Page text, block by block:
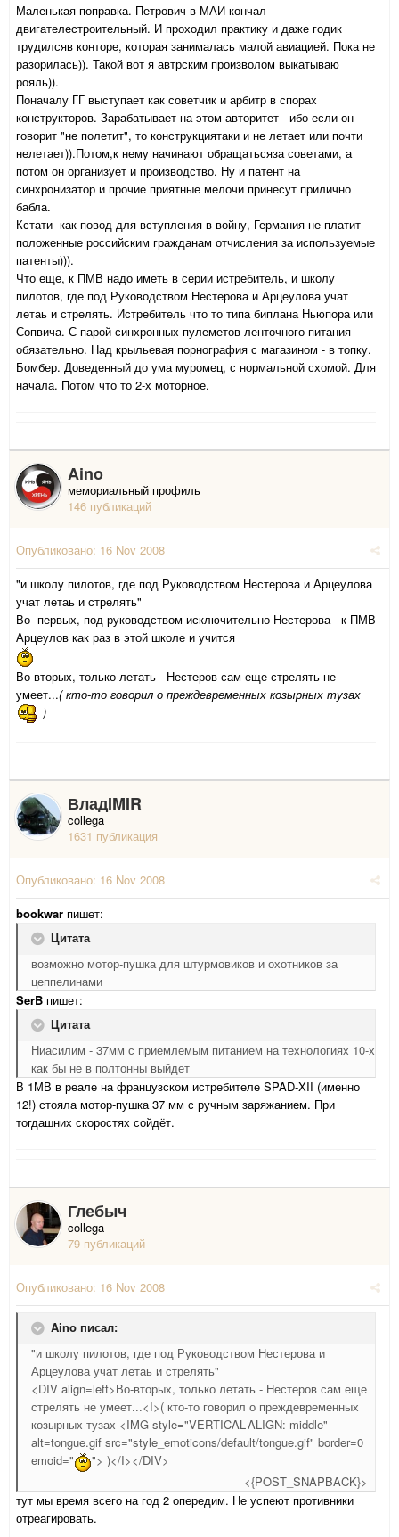
Маленькая поправка. Петрович в МАИ кончал
двигателестроительный. И проходил практику и даже годик
трудилсяв конторе, которая занималась малой авиацией. Пока не
разорилась)). Такой вот я автрским произволом выкатываю
рояль)).
Поначалу ГГ выступает как советчик и арбитр в спорах
конструкторов. Зарабатывает на этом авторитет - ибо если он
говорит "не полетит", то конструкциятаки и не летает или почти
нелетает)).Потом,к нему начинают обращатьсяза советами, а
потом он организует и производство. Ну и патент на
синхронизатор и прочие приятные мелочи принесут прилично
бабла.
Кстати- как повод для вступления в войну, Германия не платит
положенные российским гражданам отчисления за используемые
патенты))).
Что еще, к ПМВ надо иметь в серии истребитель, и школу
пилотов, где под Руководством Нестерова и Арцеулова учат
летаь и стрелять. Истребитель что то типа биплана Ньюпора или
Сопвича. С парой синхронных пулеметов ленточного питания -
обязательно. Над крыльевая порнография с магазином - в топку.
Бомбер. Доведенный до ума муромец, с нормальной схомой. Для
начала. Потом что то 2-х моторное.
Aino
мемориальный профиль
146 публикаций
Опубликовано: 16 Nov 2008
"и школу пилотов, где под Руководством Нестерова и Арцеулова
учат летаь и стрелять"
Во- первых, под руководством исключительно Нестерова - к ПМВ
Арцеулов как раз в этой школе и учится
Во-вторых, только летать - Нестеров сам еще стрелять не
умеет...( кто-то говорил о преждевременных козырных тузах
)
ВладIMIR
collega
1631 публикация
Опубликовано: 16 Nov 2008
bookwar пишет:
Цитата
возможно мотор-пушка для штурмовиков и охотников за
цеппелинами
SerB пишет:
Цитата
Ниасилим - 37мм с приемлемым питанием на технологиях 10-х
как бы не в полтонны выйдет
В 1МВ в реале на французском истребителе SPAD-XII (именно
12!) стояла мотор-пушка 37 мм с ручным заряжанием. При
тогдашних скоростях сойдёт.
Глебыч
collega
79 публикаций
Опубликовано: 16 Nov 2008
Aino писал:
"и школу пилотов, где под Руководством Нестерова и
Арцеулова учат летаь и стрелять"
<DIV align=left>Во-вторых, только летать - Нестеров сам еще
стрелять не умеет...<I>( кто-то говорил о преждевременных
козырных тузах <IMG style="VERTICAL-ALIGN: middle"
alt=tongue.gif src="style_emoticons/default/tongue.gif" border=0
emoid="
"> )</I></DIV>
<{POST_SNAPBACK}>
тут мы время всего на год 2 опередим. Не успеют противники
отреагировать.